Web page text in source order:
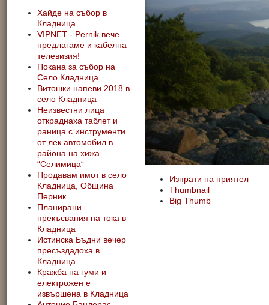
Хайде на събор в
Кладница
VIPNET - Pernik вече
предлагаме и кабелна
телевизия!
Покана за събор на
Село Кладница
Витошки напеви 2018 в
село Кладница
Неизвестни лица
откраднаха таблет и
раница с инструменти
от лек автомобил в
района на хижа
“Селимица“
Продавам имот в село
Кладница, Община
Перник
Планирани
прекъсвания на тока в
Кладница
Истинска Бъдни вечер
пресъздадоха в
Кладница
Кражба на гуми и
електрожен е
извършена в Кладница
Изпрати на приятел
Thumbnail
Big Thumb